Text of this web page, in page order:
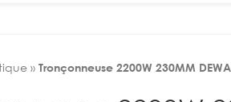
» Tronçonneuse 2200W 230MM